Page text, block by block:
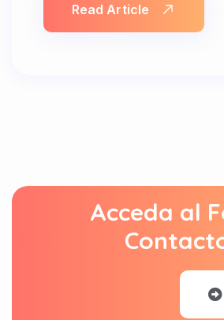
Read Article
Acceda al